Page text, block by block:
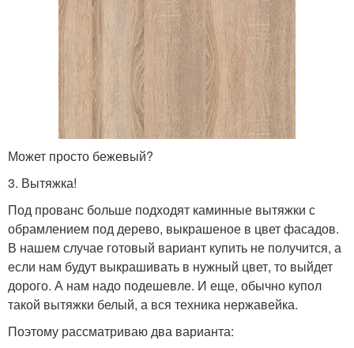
Может просто бежевый?
3. Вытяжка!
Под прованс больше подходят каминные вытяжки с
обрамлением под дерево, выкрашеное в цвет фасадов.
В нашем случае готовый вариант купить не получится, а
если нам будут выкрашивать в нужный цвет, то выйдет
дорого. А нам надо подешевле. И еще, обычно купол
такой вытяжки белый, а вся техника нержавейка.
Поэтому рассматриваю два варианта: